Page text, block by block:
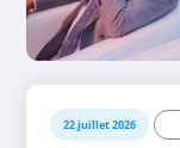
22 juillet 2026